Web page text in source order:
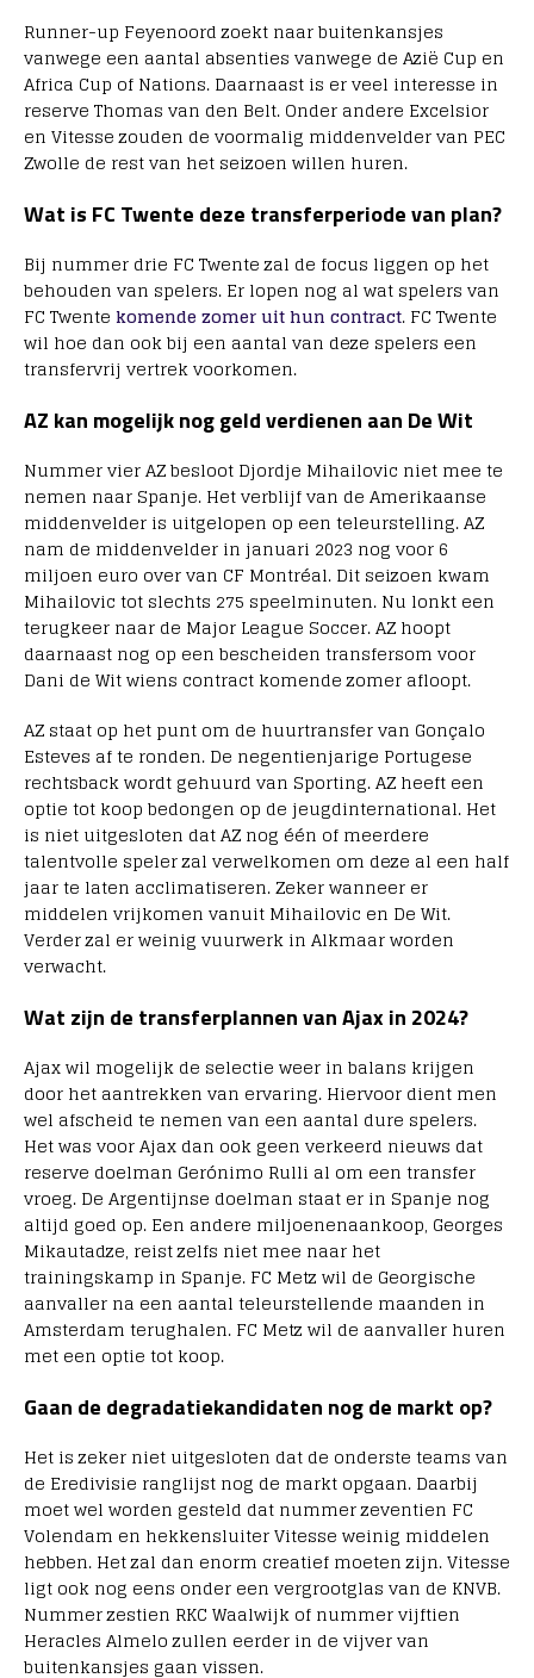
Runner-up Feyenoord zoekt naar buitenkansjes
vanwege een aantal absenties vanwege de Azië Cup en
Africa Cup of Nations. Daarnaast is er veel interesse in
reserve Thomas van den Belt. Onder andere Excelsior
en Vitesse zouden de voormalig middenvelder van PEC
Zwolle de rest van het seizoen willen huren.
Wat is FC Twente deze transferperiode van plan?
Bij nummer drie FC Twente zal de focus liggen op het
behouden van spelers. Er lopen nog al wat spelers van
FC Twente komende zomer uit hun contract. FC Twente
wil hoe dan ook bij een aantal van deze spelers een
transfervrij vertrek voorkomen.
AZ kan mogelijk nog geld verdienen aan De Wit
Nummer vier AZ besloot Djordje Mihailovic niet mee te
nemen naar Spanje. Het verblijf van de Amerikaanse
middenvelder is uitgelopen op een teleurstelling. AZ
nam de middenvelder in januari 2023 nog voor 6
miljoen euro over van CF Montréal. Dit seizoen kwam
Mihailovic tot slechts 275 speelminuten. Nu lonkt een
terugkeer naar de Major League Soccer. AZ hoopt
daarnaast nog op een bescheiden transfersom voor
Dani de Wit wiens contract komende zomer afloopt.
AZ staat op het punt om de huurtransfer van Gonçalo
Esteves af te ronden. De negentienjarige Portugese
rechtsback wordt gehuurd van Sporting. AZ heeft een
optie tot koop bedongen op de jeugdinternational. Het
is niet uitgesloten dat AZ nog één of meerdere
talentvolle speler zal verwelkomen om deze al een half
jaar te laten acclimatiseren. Zeker wanneer er
middelen vrijkomen vanuit Mihailovic en De Wit.
Verder zal er weinig vuurwerk in Alkmaar worden
verwacht.
Wat zijn de transferplannen van Ajax in 2024?
Ajax wil mogelijk de selectie weer in balans krijgen
door het aantrekken van ervaring. Hiervoor dient men
wel afscheid te nemen van een aantal dure spelers.
Het was voor Ajax dan ook geen verkeerd nieuws dat
reserve doelman Gerónimo Rulli al om een transfer
vroeg. De Argentijnse doelman staat er in Spanje nog
altijd goed op. Een andere miljoenenaankoop, Georges
Mikautadze, reist zelfs niet mee naar het
trainingskamp in Spanje. FC Metz wil de Georgische
aanvaller na een aantal teleurstellende maanden in
Amsterdam terughalen. FC Metz wil de aanvaller huren
met een optie tot koop.
Gaan de degradatiekandidaten nog de markt op?
Het is zeker niet uitgesloten dat de onderste teams van
de Eredivisie ranglijst nog de markt opgaan. Daarbij
moet wel worden gesteld dat nummer zeventien FC
Volendam en hekkensluiter Vitesse weinig middelen
hebben. Het zal dan enorm creatief moeten zijn. Vitesse
ligt ook nog eens onder een vergrootglas van de KNVB.
Nummer zestien RKC Waalwijk of nummer vijftien
Heracles Almelo zullen eerder in de vijver van
buitenkansjes gaan vissen.